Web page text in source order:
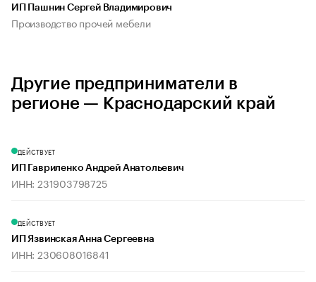
ИП Пашнин Сергей Владимирович
Производство прочей мебели
Другие предприниматели в
регионе — Краснодарский край
ДЕЙСТВУЕТ
ИП Гавриленко Андрей Анатольевич
ИНН: 231903798725
ДЕЙСТВУЕТ
ИП Язвинская Анна Сергеевна
ИНН: 230608016841